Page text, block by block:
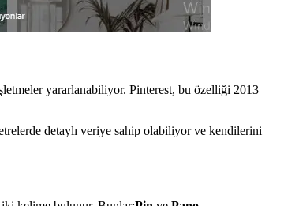
yararlanabiliyor. Pinterest, bu özelliği 2013
detaylı veriye sahip olabiliyor ve kendilerini